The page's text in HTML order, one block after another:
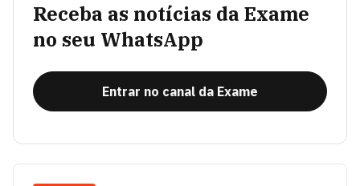
Receba as notícias da Exame
no seu WhatsApp
Entrar no canal da Exame